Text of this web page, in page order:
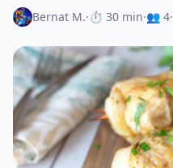
Bernat M.·⏱ 30 min·👥 4·